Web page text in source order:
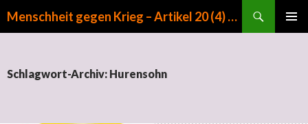
Menschheit gegen Krieg – Artikel 20 (4) GG
Schlagwort-Archiv: Hurensohn